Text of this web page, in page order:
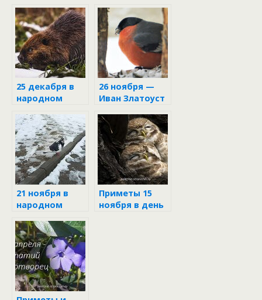
25 декабря в
народном
26 ноября —
Иван Златоуст
21 ноября в
народном
Приметы 15
ноября в день